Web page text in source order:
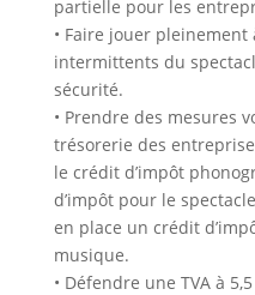
partielle pour les
• Faire jouer pleinement
intermittents du
sécurité.
• Prendre des mesures
trésorerie des
le crédit d’impôt
d’impôt pour le
en place un crédit
musique.
• Défendre une TVA à